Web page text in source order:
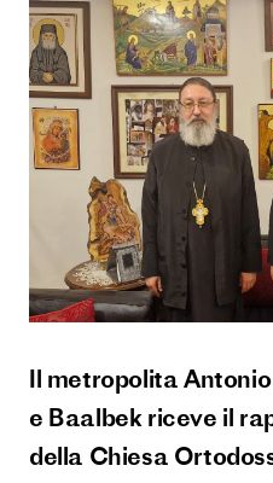
Il metropolita
e Baalbek riceve il
della Chiesa